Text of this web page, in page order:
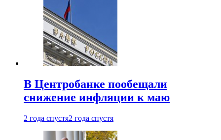
В Центробанке пообещали
снижение инфляции к маю
2 года спустя2 года спустя